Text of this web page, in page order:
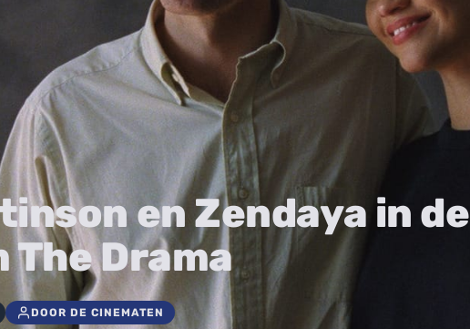
en Zendaya in de
Drama
DOOR DE CINEMATEN